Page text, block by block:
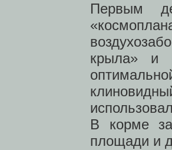
Первым
крыла» и
В корме
площади и